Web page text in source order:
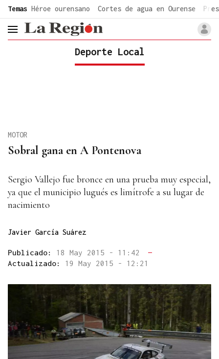
common.go-to-content
Temas Héroe ourensano Cortes de agua en Ourense
header.menu.open
Deporte Local
Sobral gana en A Pontenova
MOTOR
Sergio Vallejo fue bronce en una prueba muy especial,
ya que el municipio lugués es limítrofe a su lugar de
nacimiento
Javier García Suárez
Publicado: 18 May 2015 - 11:42
—
Actualizado: 19 May 2015 - 12:21